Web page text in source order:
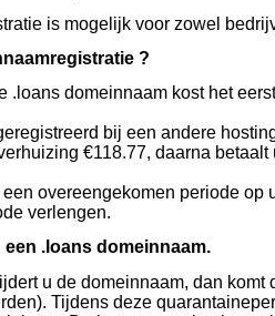
is mogelijk voor zowel
?
.loans domeinnaam kost het
bij een andere
€118.77, daarna
overeengekomen periode
verlengen.
.loans domeinnaam.
u de domeinnaam, dan
Tijdens deze